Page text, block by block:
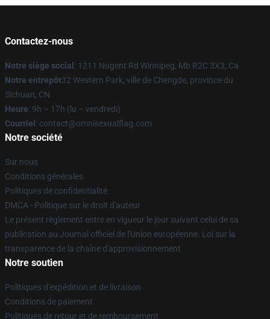
Contactez-nous
Notre siège social : 1211 Nugent Rd Winnipeg, Mb R2C 3X3, Ca
Notre entrepôt32 Western Park, ville de Chengde, province du
Sichuan, CN
Heure: 9h – 17h (lu – vendredi)
Courriel : contact@omnisexualflag.com
Notre société
Sur nous
Conditions générales
Politiques de confidentialité
DMCA - Politique sur le droit d'auteur
Le présent règlement entre en vigueur le jour suivant celui de sa
publication au Journal officiel de l'Union européenne. Loi sur la
transparence de la chaîne d'approvisionnement
Notre soutien
Politiques d'expédition et de livraison
Conditions de paiement
Politiques de retour et de remboursement